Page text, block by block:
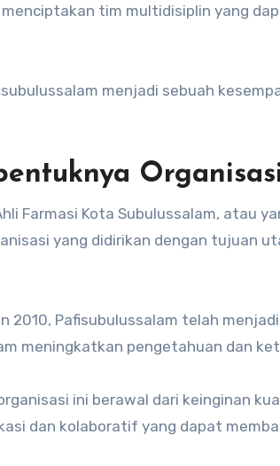
tim multidisiplin yang
menjadi sebuah
Farmasi Kota Subulussalam, atau
yang didirikan dengan tujuan
2010, Pafisubulussalam telah
meningkatkan pengetahuan dan
ini berawal dari keinginan
dan kolaboratif yang dapat